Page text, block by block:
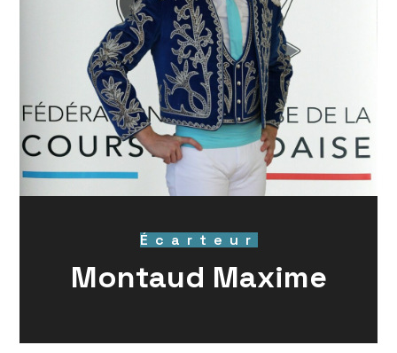
Écarteur
Montaud Maxime